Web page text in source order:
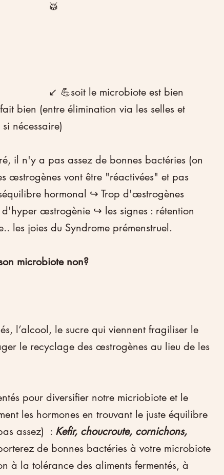
🥁
↙️ 💪soit le microbiote est bien
bien (entre élimination via les selles et
nécessaire)
il n'y a pas assez de bonnes bactéries (on
œstrogènes vont être "réactivées" et pas
hormonal ↪️ Trop d'œstrogènes
œstrogènie ↪️ les signes : rétention
les joies du Syndrome prémenstruel.
microbiote non?
l’alcool, le sucre qui viennent fragiliser le
le recyclage des œstrogènes au lieu de les
pour diversifier notre micriobiote et le
les hormones en trouvant le juste équilibre
assez)  : Kefir, choucroute, cornichons,
de bonnes bactéries à votre microbiote
à la tolérance des aliments fermentés, à